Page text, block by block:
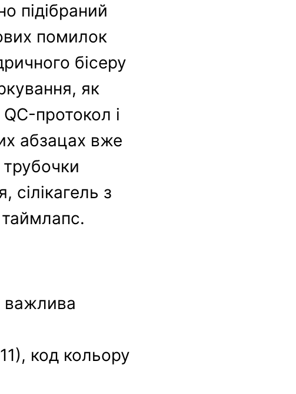
підібраний
помилок
бісеру
як
протокол і
абзацах вже
сілікагель з
важлива
код кольору